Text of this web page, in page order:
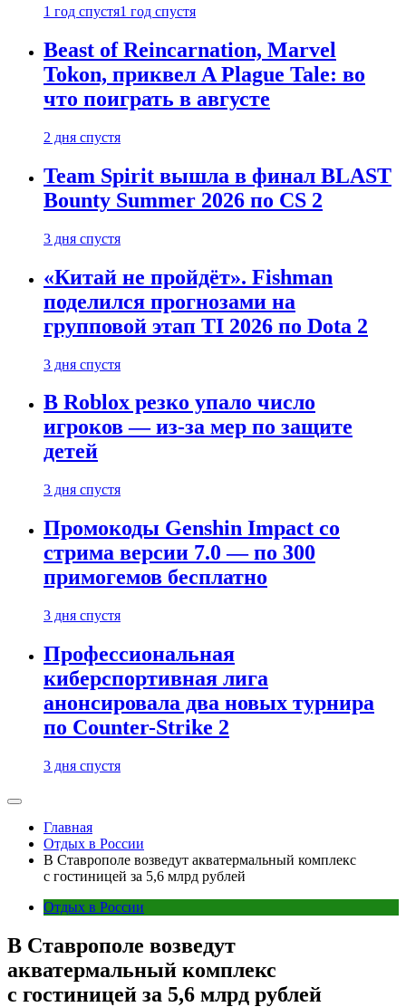
1 год спустя1 год спустя
Beast of Reincarnation, Marvel
Tokon, приквел A Plague Tale: во
что поиграть в августе
2 дня спустя
Team Spirit вышла в финал BLAST
Bounty Summer 2026 по CS 2
3 дня спустя
«Китай не пройдёт». Fishman
поделился прогнозами на
групповой этап TI 2026 по Dota 2
3 дня спустя
В Roblox резко упало число
игроков — из-за мер по защите
детей
3 дня спустя
Промокоды Genshin Impact со
стрима версии 7.0 — по 300
примогемов бесплатно
3 дня спустя
Профессиональная
киберспортивная лига
анонсировала два новых турнира
по Counter-Strike 2
3 дня спустя
Главная
Отдых в России
В Ставрополе возведут акватермальный комплекс
с гостиницей за 5,6 млрд рублей
Отдых в России
В Ставрополе возведут
акватермальный комплекс
с гостиницей за 5,6 млрд рублей